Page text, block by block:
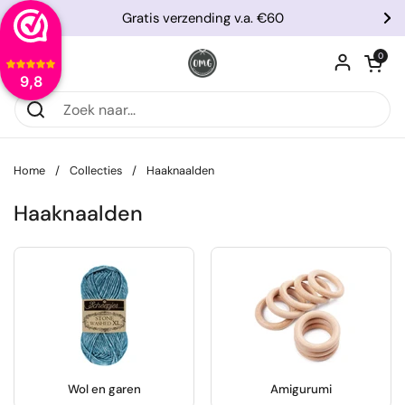
9,8
Ga naar content
Vorige
Gratis verzending v.a. €60
Menu openen
0
Home / Collecties / Haaknaalden
Haaknaalden
Wol en garen Amigurumi